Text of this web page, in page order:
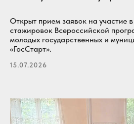
Открыт прием заявок на участие
стажировок Всероссийской
молодых государственных и
«ГосСтарт».
15.07.2026